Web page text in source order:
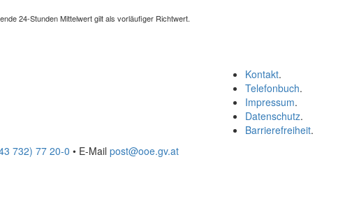
24-Stunden Mittelwert gilt als vorläufiger Richtwert.
Kontakt.
Telefonbuch.
Impressum.
Datenschutz.
Barrierefreiheit.
732) 77 20-0 • E-Mail post@ooe.gv.at